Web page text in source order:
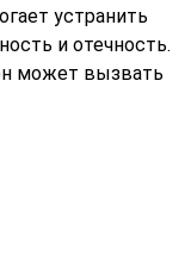
устранить
и отечность.
может вызвать